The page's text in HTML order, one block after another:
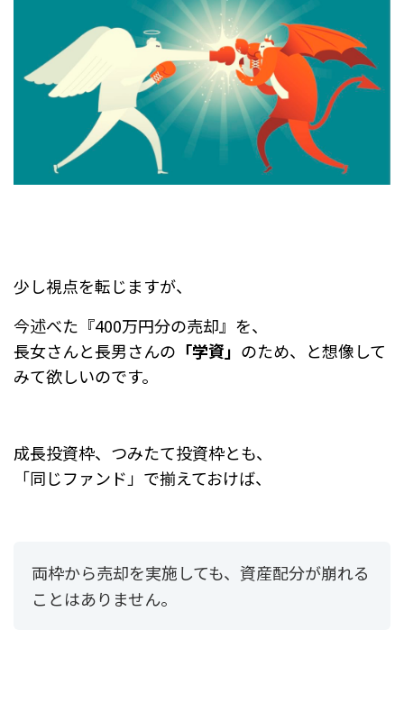
少し視点を転じますが、
今述べた『400万円分の売却』を、
長女さんと長男さんの 「学資」 のため、と想像して
みて欲しいのです。
成長投資枠、つみたて投資枠とも、
「同じファンド」で揃えておけば、
両枠から売却を実施しても、資産配分が崩れる
ことはありません。